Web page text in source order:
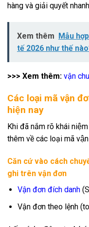
hàng và giải quyết
Xem thêm Mẫu
tế 2026 như thế
>>> Xem thêm: vận
Các loại mã vận
hiện nay
Khi đã nắm rõ khái
thêm về các loại mã
Căn cứ vào cách
ghi trên vận đơn
Vận đơn đích danh
Vận đơn theo lệnh